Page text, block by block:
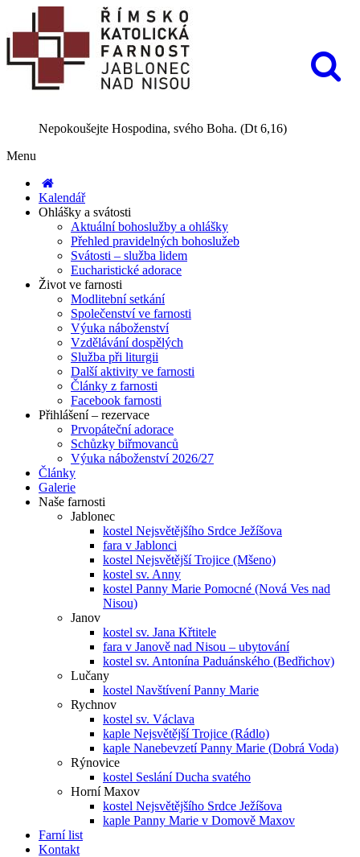
Nepokoušejte Hospodina, svého Boha. (Dt 6,16)
Menu
Kalendář
Ohlášky a svátosti
Aktuální bohoslužby a ohlášky
Přehled pravidelných bohoslužeb
Svátosti – služba lidem
Eucharistické adorace
Život ve farnosti
Modlitební setkání
Společenství ve farnosti
Výuka náboženství
Vzdělávání dospělých
Služba při liturgii
Další aktivity ve farnosti
Články z farnosti
Facebook farnosti
Přihlášení – rezervace
Prvopáteční adorace
Schůzky biřmovanců
Výuka náboženství 2026/27
Články
Galerie
Naše farnosti
Jablonec
kostel Nejsvětějšího Srdce Ježíšova
fara v Jablonci
kostel Nejsvětější Trojice (Mšeno)
kostel sv. Anny
kostel Panny Marie Pomocné (Nová Ves nad
Nisou)
Janov
kostel sv. Jana Křtitele
fara v Janově nad Nisou – ubytování
kostel sv. Antonína Paduánského (Bedřichov)
Lučany
kostel Navštívení Panny Marie
Rychnov
kostel sv. Václava
kaple Nejsvětější Trojice (Rádlo)
kaple Nanebevzetí Panny Marie (Dobrá Voda)
Rýnovice
kostel Seslání Ducha svatého
Horní Maxov
kostel Nejsvětějšího Srdce Ježíšova
kaple Panny Marie v Domově Maxov
Farní list
Kontakt